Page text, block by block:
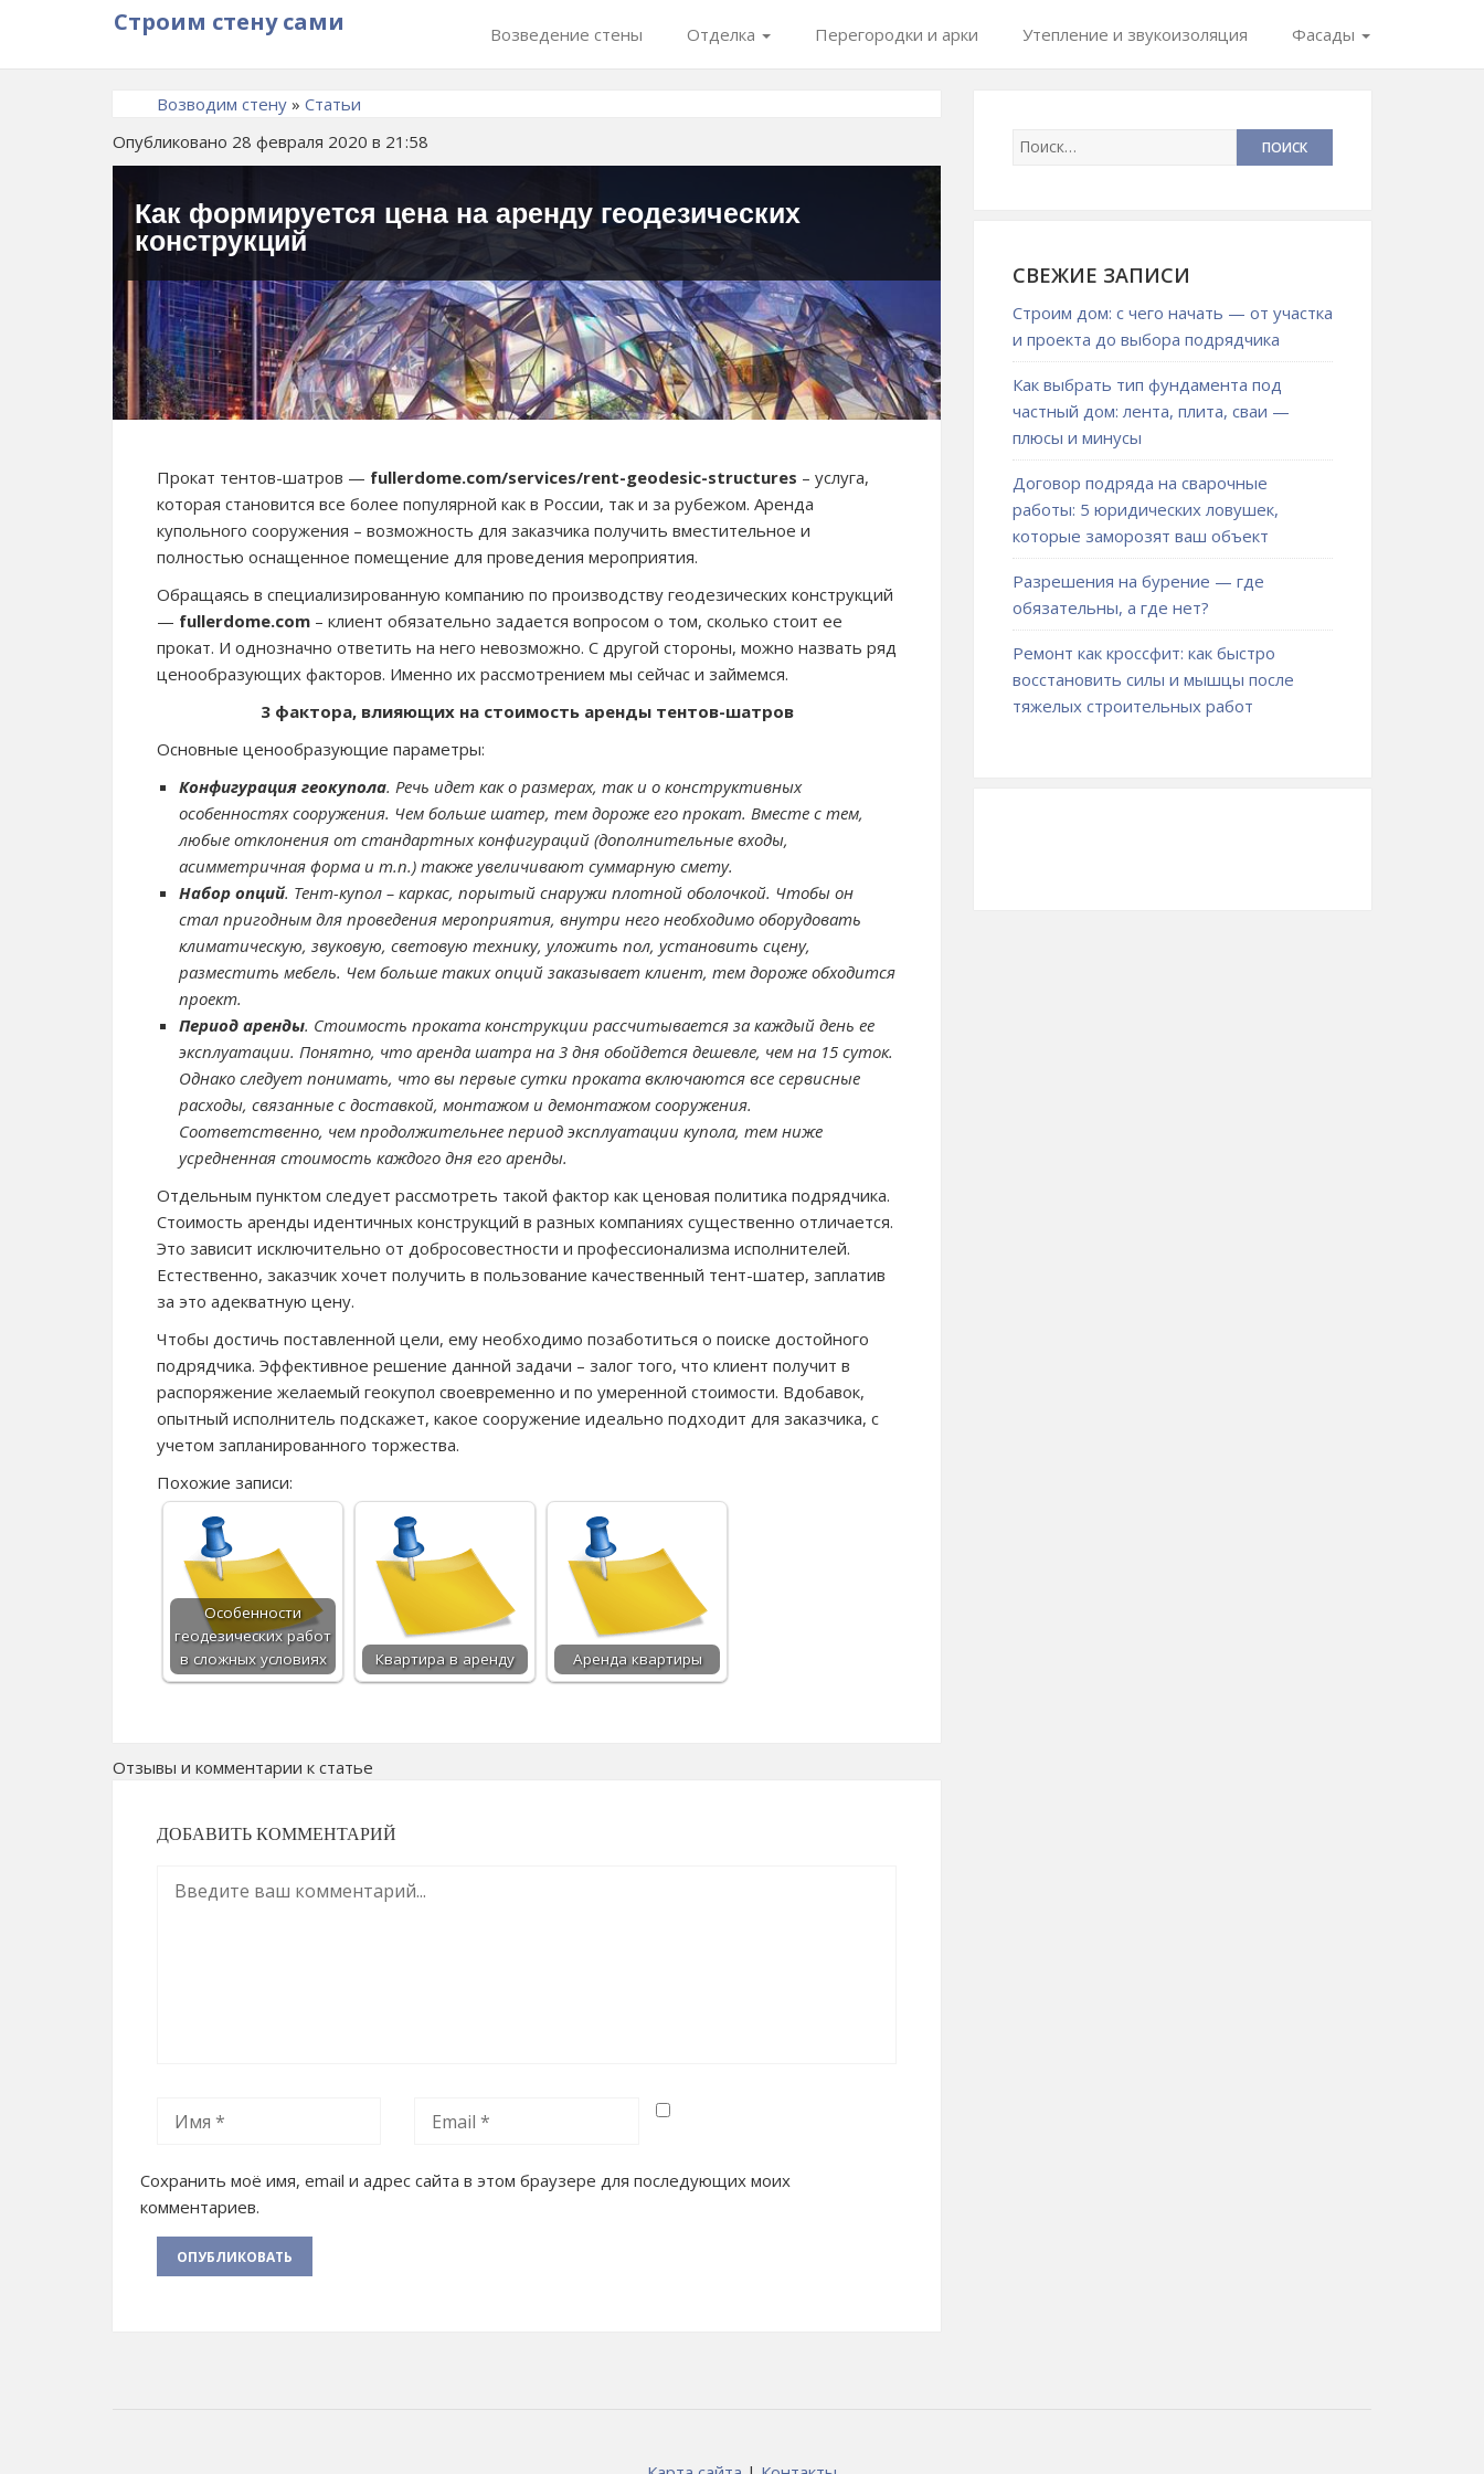
Строим стену сами Возведение стены Отделка Перегородки и арки Утепление и звукоизоляция Фасады
Возводим стену » Статьи
Опубликовано 28 февраля 2020 в 21:58
Как формируется цена на аренду геодезических
конструкций
Прокат тентов-шатров — fullerdome.com/services/rent-geodesic-structures – услуга,
которая становится все более популярной как в России, так и за рубежом. Аренда
купольного сооружения – возможность для заказчика получить вместительное и
полностью оснащенное помещение для проведения мероприятия.
Обращаясь в специализированную компанию по производству геодезических конструкций
— fullerdome.com – клиент обязательно задается вопросом о том, сколько стоит ее
прокат. И однозначно ответить на него невозможно. С другой стороны, можно назвать ряд
ценообразующих факторов. Именно их рассмотрением мы сейчас и займемся.
3 фактора, влияющих на стоимость аренды тентов-шатров
Основные ценообразующие параметры:
Конфигурация геокупола. Речь идет как о размерах, так и о конструктивных
особенностях сооружения. Чем больше шатер, тем дороже его прокат. Вместе с тем,
любые отклонения от стандартных конфигураций (дополнительные входы,
асимметричная форма и т.п.) также увеличивают суммарную смету.
Набор опций. Тент-купол – каркас, порытый снаружи плотной оболочкой. Чтобы он
стал пригодным для проведения мероприятия, внутри него необходимо оборудовать
климатическую, звуковую, световую технику, уложить пол, установить сцену,
разместить мебель. Чем больше таких опций заказывает клиент, тем дороже обходится
проект.
Период аренды. Стоимость проката конструкции рассчитывается за каждый день ее
эксплуатации. Понятно, что аренда шатра на 3 дня обойдется дешевле, чем на 15 суток.
Однако следует понимать, что вы первые сутки проката включаются все сервисные
расходы, связанные с доставкой, монтажом и демонтажом сооружения.
Соответственно, чем продолжительнее период эксплуатации купола, тем ниже
усредненная стоимость каждого дня его аренды.
Отдельным пунктом следует рассмотреть такой фактор как ценовая политика подрядчика.
Стоимость аренды идентичных конструкций в разных компаниях существенно отличается.
Это зависит исключительно от добросовестности и профессионализма исполнителей.
Естественно, заказчик хочет получить в пользование качественный тент-шатер, заплатив
за это адекватную цену.
Чтобы достичь поставленной цели, ему необходимо позаботиться о поиске достойного
подрядчика. Эффективное решение данной задачи – залог того, что клиент получит в
распоряжение желаемый геокупол своевременно и по умеренной стоимости. Вдобавок,
опытный исполнитель подскажет, какое сооружение идеально подходит для заказчика, с
учетом запланированного торжества.
Похожие записи:
Особенности
геодезических работ
в сложных условиях
Квартира в аренду Аренда квартиры
Отзывы и комментарии к статье
ДОБАВИТЬ КОММЕНТАРИЙ
Сохранить моё имя, email и адрес сайта в этом браузере для последующих моих
комментариев.
СВЕЖИЕ ЗАПИСИ
Строим дом: с чего начать — от участка
и проекта до выбора подрядчика
Как выбрать тип фундамента под
частный дом: лента, плита, сваи —
плюсы и минусы
Договор подряда на сварочные
работы: 5 юридических ловушек,
которые заморозят ваш объект
Разрешения на бурение — где
обязательны, а где нет?
Ремонт как кроссфит: как быстро
восстановить силы и мышцы после
тяжелых строительных работ